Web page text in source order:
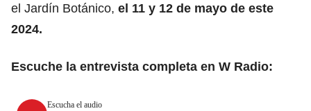
el Jardín Botánico, el 11 y 12 de mayo de este
2024.
Escuche la entrevista completa en W Radio:
Escucha el audio